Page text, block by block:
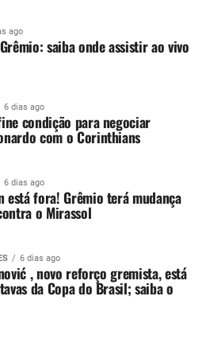
argentino ficará fora justamente
no momento em que o
após a eliminação na Copa
críticas da
da partida ocorreu no dia
SE. Na ocasião, o
para substituir Balbuena,
em campo. Aos 29
Lucas Torezin mostrou
e, na sequência, o vermelho.
gerou críticas entre os
ago
saiba onde assistir ao vivo
6 dias ago
condição para negociar
com o Corinthians
6 dias ago
está fora! Grêmio terá mudança
o Mirassol
6 dias ago
, novo reforço gremista, está
da Copa do Brasil; saiba o